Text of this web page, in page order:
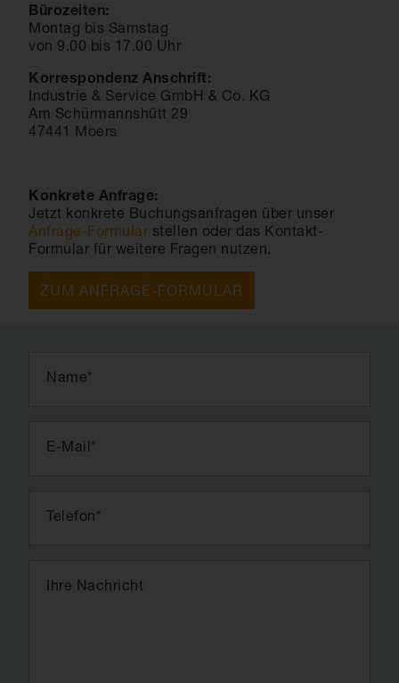
Bürozeiten:
Montag bis Samstag
von 9.00 bis 17.00 Uhr
Korrespondenz Anschrift:
Industrie & Service GmbH & Co. KG
Am Schürmannshütt 29
47441 Moers
Konkrete Anfrage:
Jetzt konkrete Buchungsanfragen über unser
Anfrage-Formular stellen oder das Kontakt-
Formular für weitere Fragen nutzen.
ZUM ANFRAGE-FORMULAR
Name*
E-Mail*
Telefon*
Ihre Nachricht